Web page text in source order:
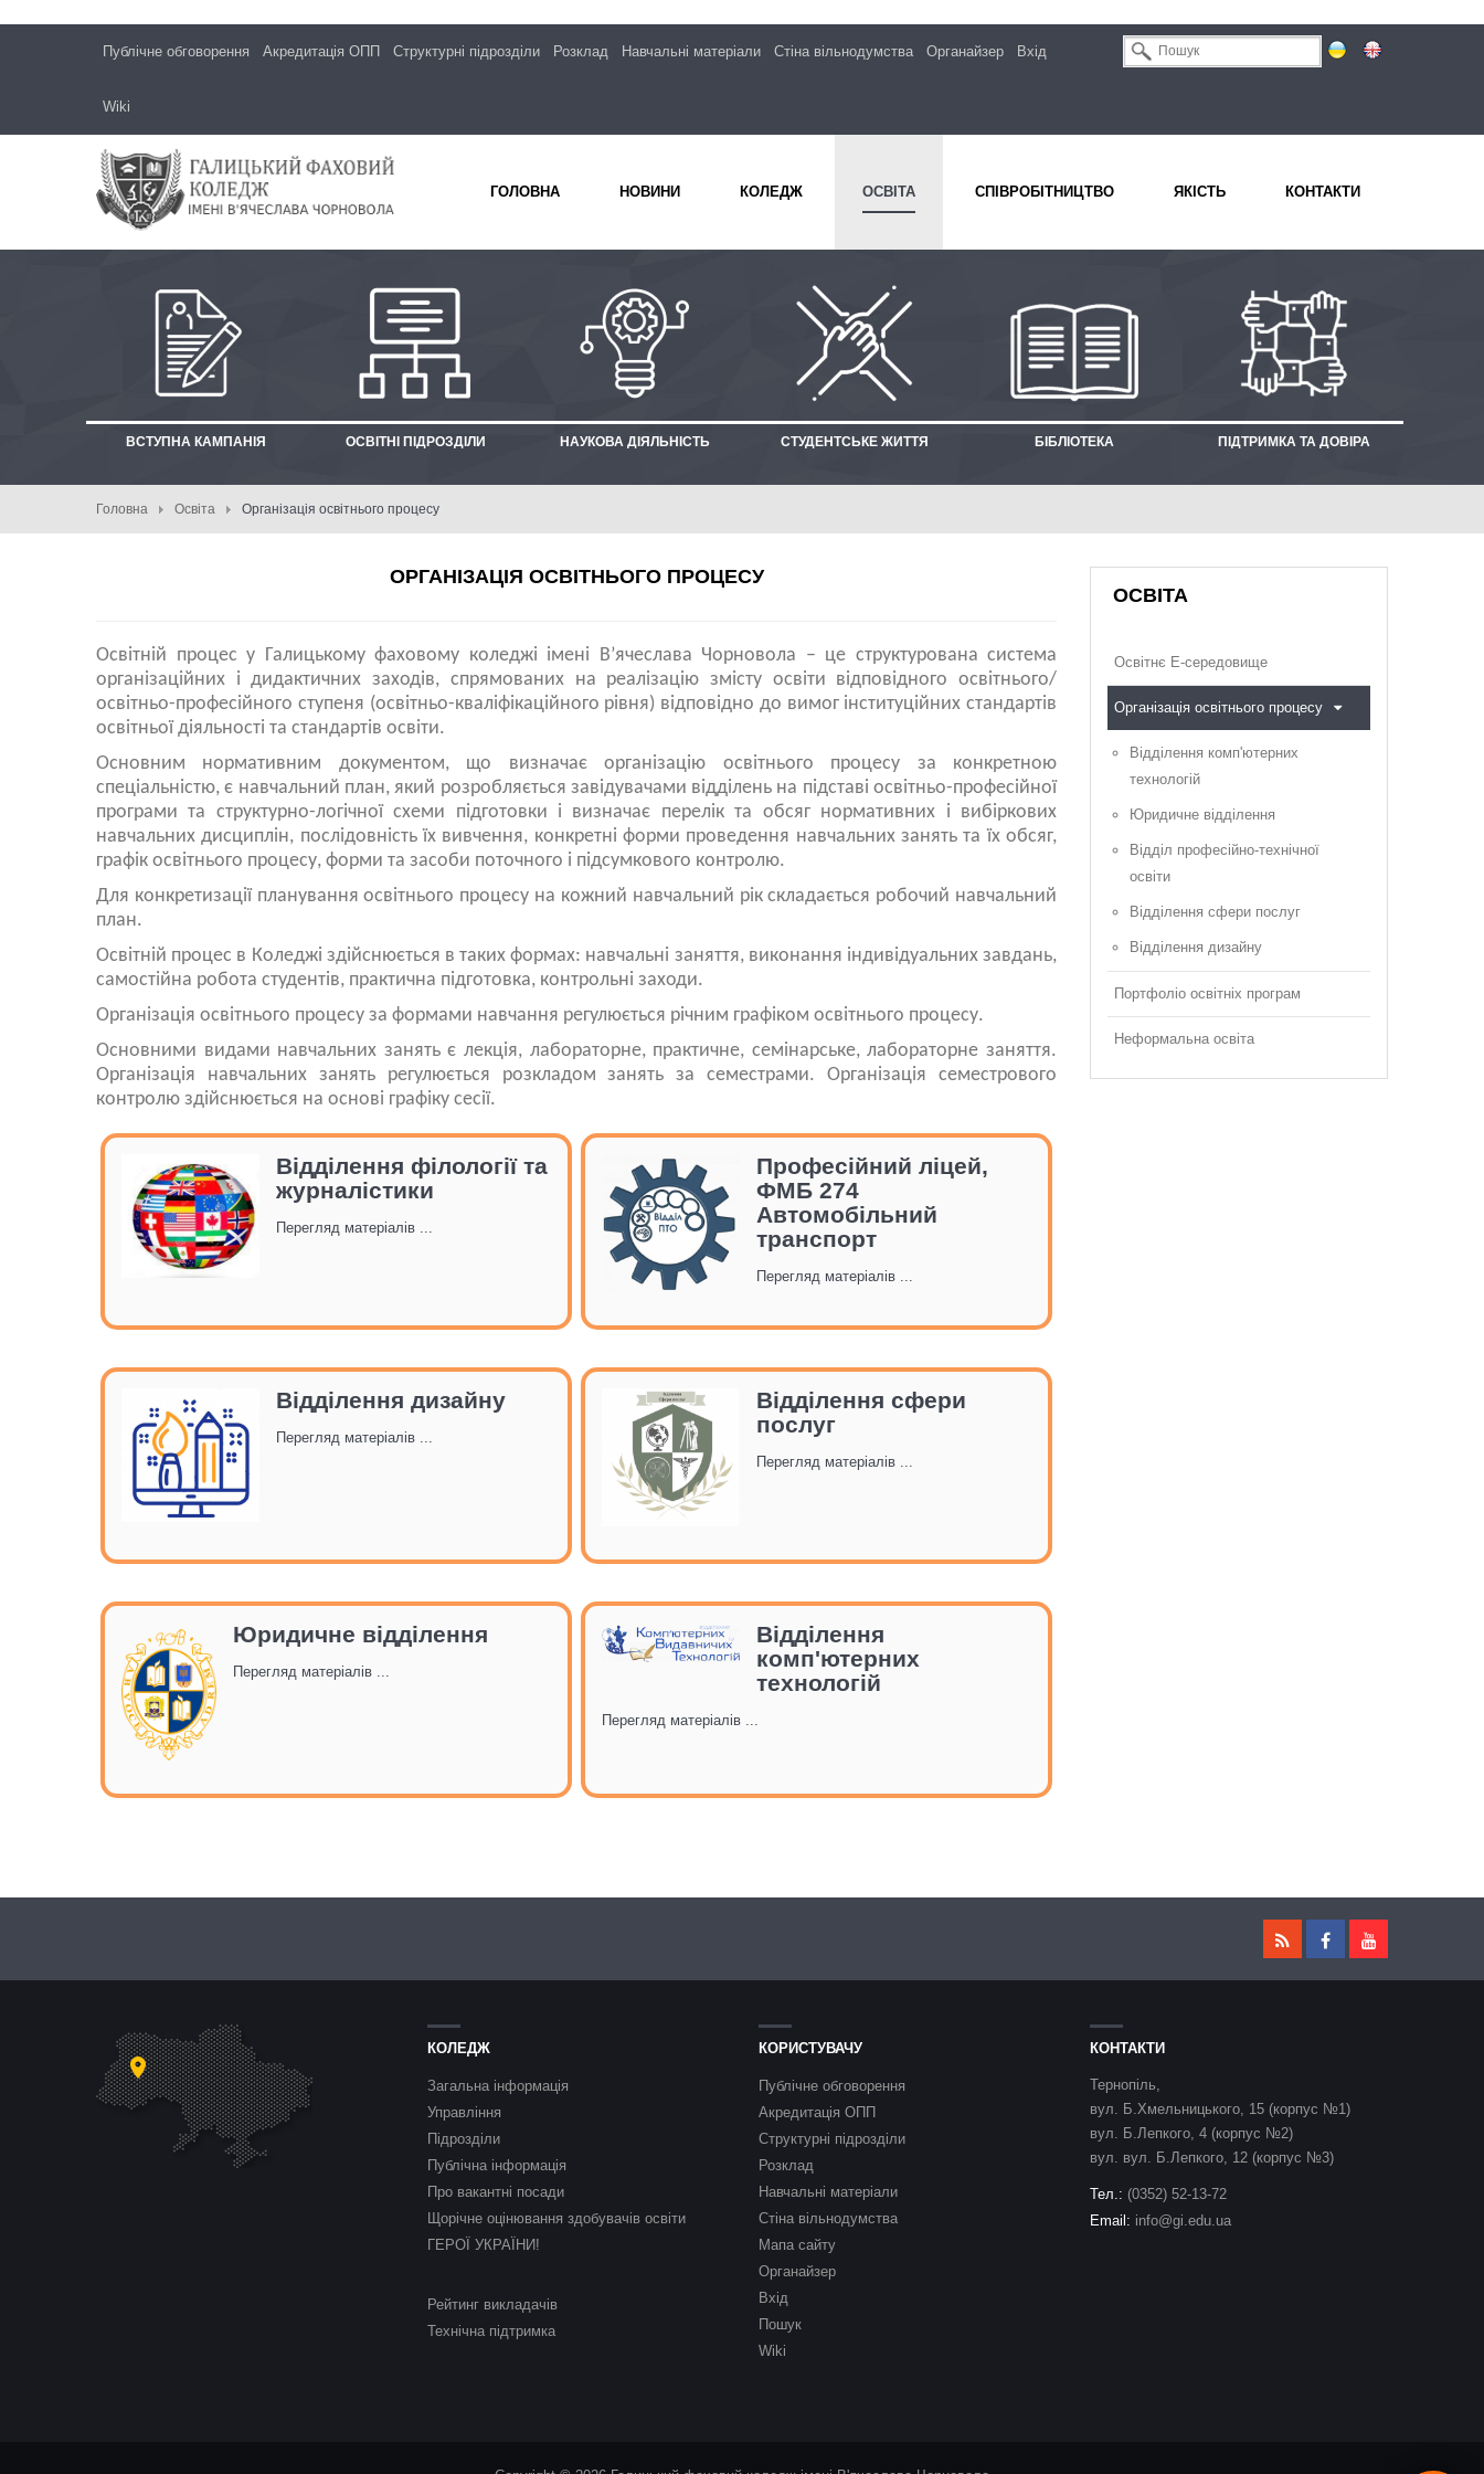
Публічне обговорення Акредитація ОПП Структурні підрозділи Розклад Навчальні матеріали Стіна вільнодумства Органайзер Вхід
Wiki
ГОЛОВНА НОВИНИ КОЛЕДЖ ОСВІТА СПІВРОБІТНИЦТВО ЯКІСТЬ КОНТАКТИ
ВСТУПНА КАМПАНІЯ ОСВІТНІ ПІДРОЗДІЛИ НАУКОВА ДІЯЛЬНІСТЬ СТУДЕНТСЬКЕ ЖИТТЯ БІБЛІОТЕКА ПІДТРИМКА ТА ДОВІРА
Головна Освіта Організація освітнього процесу
ОРГАНІЗАЦІЯ ОСВІТНЬОГО ПРОЦЕСУ
Освітній процес у Галицькому фаховому коледжі імені В’ячеслава Чорновола – це структурована система
організаційних і дидактичних заходів, спрямованих на реалізацію змісту освіти відповідного освітнього/
освітньо-професійного ступеня (освітньо-кваліфікаційного рівня) відповідно до вимог інституційних стандартів
освітньої діяльності та стандартів освіти.
Основним нормативним документом, що визначає організацію освітнього процесу за конкретною
спеціальністю, є навчальний план, який розробляється завідувачами відділень на підставі освітньо-професійної
програми та структурно-логічної схеми підготовки і визначає перелік та обсяг нормативних і вибіркових
навчальних дисциплін, послідовність їх вивчення, конкретні форми проведення навчальних занять та їх обсяг,
графік освітнього процесу, форми та засоби поточного і підсумкового контролю.
Для конкретизації планування освітнього процесу на кожний навчальний рік складається робочий навчальний
план.
Освітній процес в Коледжі здійснюється в таких формах: навчальні заняття, виконання індивідуальних завдань,
самостійна робота студентів, практична підготовка, контрольні заходи.
Організація освітнього процесу за формами навчання регулюється річним графіком освітнього процесу.
Основними видами навчальних занять є лекція, лабораторне, практичне, семінарське, лабораторне заняття.
Організація навчальних занять регулюється розкладом занять за семестрами. Організація семестрового
контролю здійснюється на основі графіку сесії.
Відділення філології та
журналістики
Перегляд матеріалів ...
Професійний ліцей,
ФМБ 274
Автомобільний
транспорт
Перегляд матеріалів ...
Відділення дизайну
Перегляд матеріалів ...
Відділення сфери
послуг
Перегляд матеріалів ...
Юридичне відділення
Перегляд матеріалів ...
Відділення
комп'ютерних
технологій
Перегляд матеріалів ...
ОСВІТА
Освітнє Е-середовище
Організація освітнього процесу
Відділення комп'ютерних
технологій
Юридичне відділення
Відділ професійно-технічної
освіти
Відділення сфери послуг
Відділення дизайну
Портфоліо освітніх програм
Неформальна освіта
КОЛЕДЖ
Загальна інформація
Управління
Підрозділи
Публічна інформація
Про вакантні посади
Щорічне оцінювання здобувачів освіти
ГЕРОЇ УКРАЇНИ!
Рейтинг викладачів
Технічна підтримка
КОРИСТУВАЧУ
Публічне обговорення
Акредитація ОПП
Структурні підрозділи
Розклад
Навчальні матеріали
Стіна вільнодумства
Мапа сайту
Органайзер
Вхід
Пошук
Wiki
КОНТАКТИ
Тернопіль,
вул. Б.Хмельницького, 15 (корпус №1)
вул. Б.Лепкого, 4 (корпус №2)
вул. вул. Б.Лепкого, 12 (корпус №3)
Тел.: (0352) 52-13-72
Email: info@gi.edu.ua